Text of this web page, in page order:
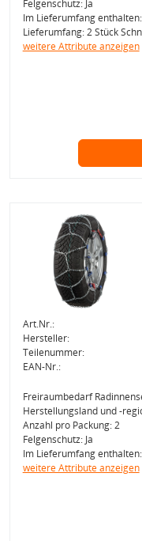
Felgenschutz: Ja
Im Lieferumfang
Lieferumfang: 2 Stück
weitere Attribute anzeigen
Art.Nr.:
Hersteller:
Teilenummer:
EAN-Nr.:
Freiraumbedarf
Herstellungsland und -
Anzahl pro Packung: 2
Felgenschutz: Ja
Im Lieferumfang
weitere Attribute anzeigen